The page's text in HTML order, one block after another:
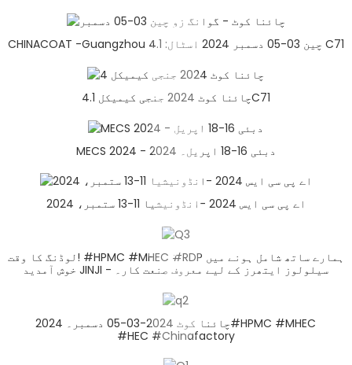
CHINACOAT -Guangzhou چین 03-05 دسمبر 2024 اسٹال: 4.1 C71
چائنا کوٹ 2024 جنجی کیمیکل 4.1C71
MECS 2024 - دبئی 16-18 اپریل۔ 2024
اے پی سی ایس 2024 -انڈونیشیا 11-13 ستمبر، 2024
لوڈنگ کا وقت! #HPMC #MHEC #RDP ہمارے ساتھ شامل ہونے میں
خوش آمدید JINJI - سیلولوز ایتھرز کے لیے معروف صنعت کار۔
چائنا کوٹ 2024-03-05 دسمبر۔ 2024#HPMC #MHEC
#HEC #Chinafactory